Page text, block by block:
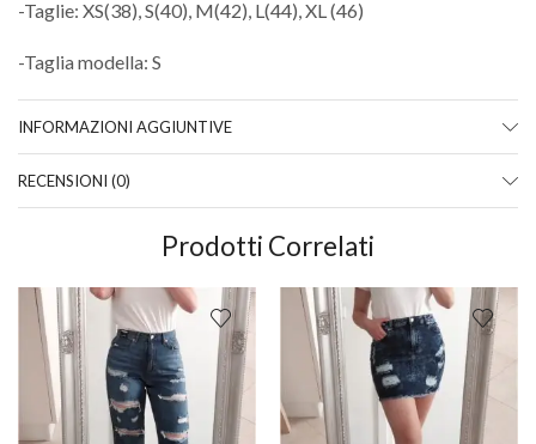
-Taglie: XS(38), S(40), M(42), L(44), XL (46)
-Taglia modella: S
INFORMAZIONI AGGIUNTIVE
RECENSIONI (0)
Prodotti Correlati